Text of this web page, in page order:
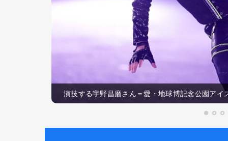
演技する宇野昌磨さん＝愛・地球博記念公園アイ